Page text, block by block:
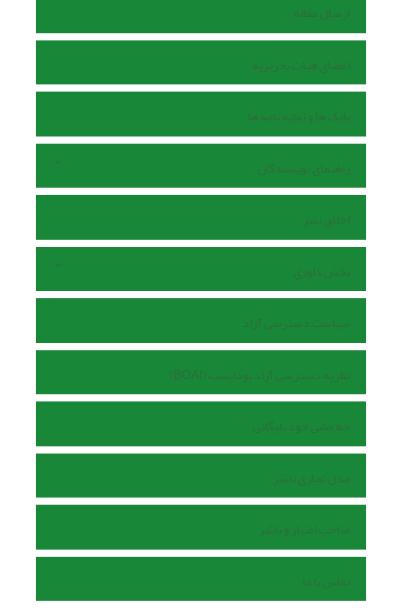
ارسال مقاله
اعضای هیات تحریریه
بانک ها و نمایه نامه ها
راهنمای نویسندگان
اخلاق نشر
بخش داوری
سیاست دسترسی آزاد
نظریه دسترسی آزاد بوداپست (BOAI)
خط مشی خود بایگانی
مدل تجاری ناشر
صاحب امتیاز و ناشر
تماس با ما